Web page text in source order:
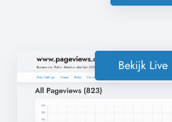
Bekijk Live